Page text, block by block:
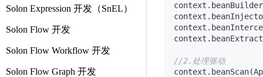
Solon Expression 开发（SnEL）
Solon Flow 开发
Solon Flow Workflow 开发
Solon Flow Graph 开发
//2.处理驱动